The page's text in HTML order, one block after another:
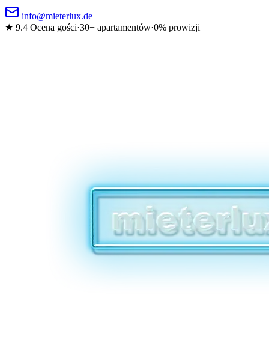
info@mieterlux.de
★ 9.4 Ocena gości·30+ apartamentów·0% prowizji